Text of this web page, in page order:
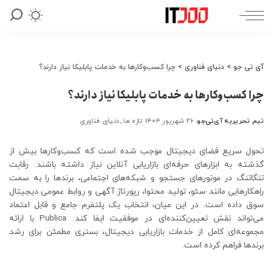
آی تی جو > دنیای فناوری > چرا کسب‌و‌کارها به خدمات پابلیکا نیاز دارند؟
چرا کسب‌و‌کارها به خدمات پابلیکا نیاز دارند؟
ارسال
توسط
تیم تحریریه آی‌تی‌جو ۲۶ شهریور ۱۴۰۴ تازه ها دنیای فناوری
تحول سریع فضای دیجیتال موجب شده است که کسب‌وکارها بیش از
گذشته به ابزارهای حرفه‌ای بازاریابی آنلاین نیاز داشته باشند. رقابت
تنگاتنگ در موتورهای جستجو و شبکه‌های اجتماعی، برندها را به سمت
راهکارهایی مانند سئو، تولید محتوا، رپورتاژ آگهی و روابط عمومی دیجیتال
سوق داده است. در این میان، انتخاب یک پلتفرم جامع و قابل اعتماد
می‌تواند نقش تعیین‌کننده‌ای در موفقیت ایفا کند. Publica با ارائه
مجموعه‌ای کامل از خدمات بازاریابی دیجیتال، بستری مطمئن برای رشد
برندها فراهم کرده است.